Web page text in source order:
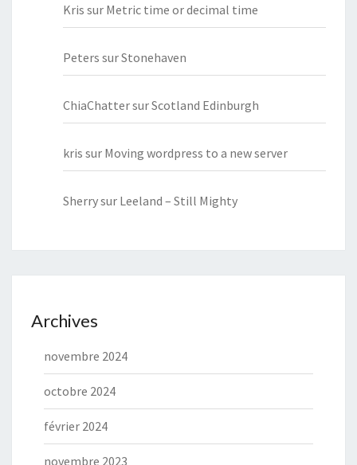
Kris sur Metric time or decimal time
Peters surStonehaven
ChiaChattersurScotland Edinburgh
kris sur Moving wordpress to a new server
Sherrysur Leeland – Still Mighty
Archives
novembre 2024
octobre 2024
février 2024
novembre 2023